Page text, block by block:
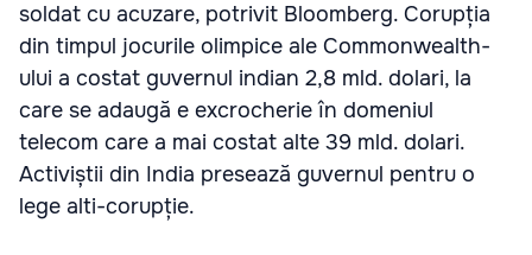
soldat cu acuzare, potrivit Bloomberg. Corupția
din timpul jocurile olimpice ale Commonwealth-
ului a costat guvernul indian 2,8 mld. dolari, la
care se adaugă e excrocherie în domeniul
telecom care a mai costat alte 39 mld. dolari.
Activiștii din India presează guvernul pentru o
lege alti-corupție.